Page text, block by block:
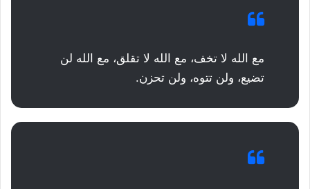
مع الله لا تخف، مع الله لا تقلق، مع الله لن
تضيع، ولن تتوه، ولن تحزن.